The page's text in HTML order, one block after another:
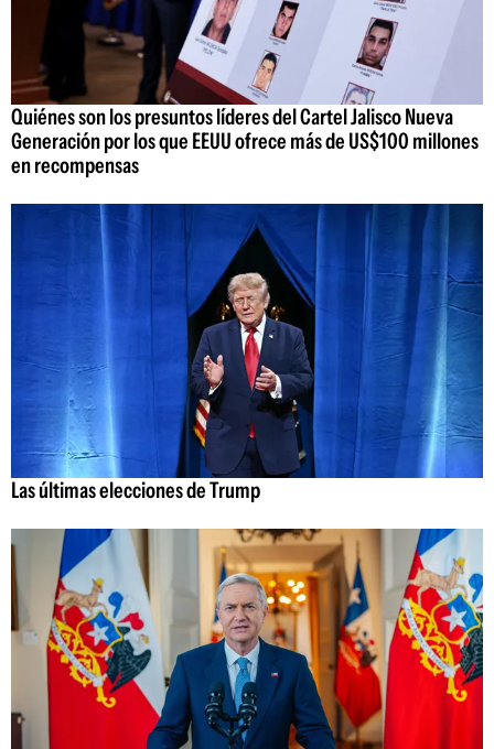
Quiénes son los presuntos líderes del Cartel Jalisco Nueva
Generación por los que EEUU ofrece más de US$100 millones
en recompensas
Las últimas elecciones de Trump